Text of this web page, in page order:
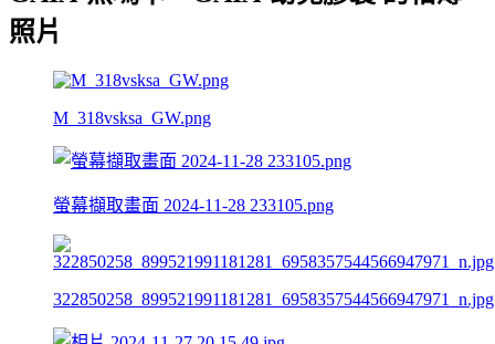
照片
M_318vsksa_GW.png
螢幕擷取畫面 2024-11-28 233105.png
322850258_899521991181281_6958357544566947971_n.jpg